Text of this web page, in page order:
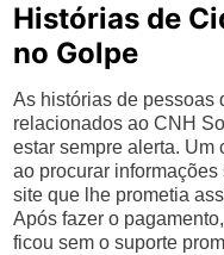
Histórias de
no Golpe
As histórias de pessoas
relacionados ao CNH
estar sempre alerta. Um
ao procurar
site que lhe prometia
Após fazer o
ficou sem o suporte